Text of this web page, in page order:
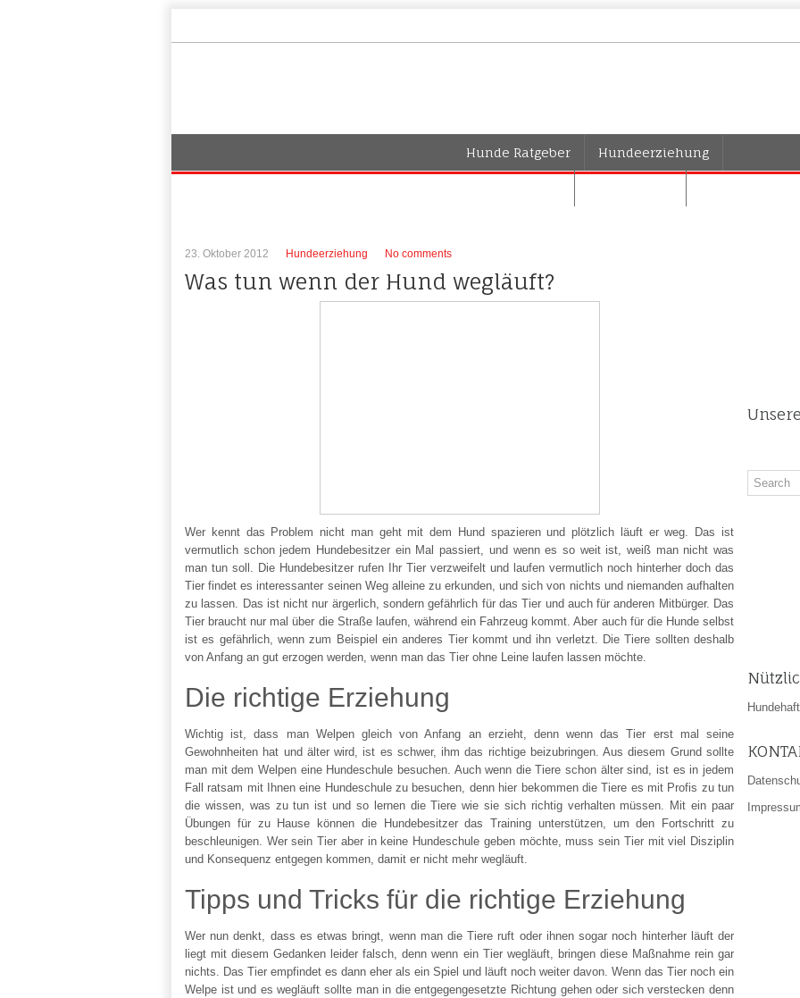
Hunde Ratgeber Hundeerziehung
23. Oktober 2012 Hundeerziehung No comments
Was tun wenn der Hund wegläuft?
Wer kennt das Problem nicht man geht mit dem Hund spazieren und plötzlich läuft er weg. Das ist
vermutlich schon jedem Hundebesitzer ein Mal passiert, und wenn es so weit ist, weiß man nicht was
man tun soll. Die Hundebesitzer rufen Ihr Tier verzweifelt und laufen vermutlich noch hinterher doch das
Tier findet es interessanter seinen Weg alleine zu erkunden, und sich von nichts und niemanden aufhalten
zu lassen. Das ist nicht nur ärgerlich, sondern gefährlich für das Tier und auch für anderen Mitbürger. Das
Tier braucht nur mal über die Straße laufen, während ein Fahrzeug kommt. Aber auch für die Hunde selbst
ist es gefährlich, wenn zum Beispiel ein anderes Tier kommt und ihn verletzt. Die Tiere sollten deshalb
von Anfang an gut erzogen werden, wenn man das Tier ohne Leine laufen lassen möchte.
Die richtige Erziehung
Wichtig ist, dass man Welpen gleich von Anfang an erzieht, denn wenn das Tier erst mal seine
Gewohnheiten hat und älter wird, ist es schwer, ihm das richtige beizubringen. Aus diesem Grund sollte
man mit dem Welpen eine Hundeschule besuchen. Auch wenn die Tiere schon älter sind, ist es in jedem
Fall ratsam mit Ihnen eine Hundeschule zu besuchen, denn hier bekommen die Tiere es mit Profis zu tun
die wissen, was zu tun ist und so lernen die Tiere wie sie sich richtig verhalten müssen. Mit ein paar
Übungen für zu Hause können die Hundebesitzer das Training unterstützen, um den Fortschritt zu
beschleunigen. Wer sein Tier aber in keine Hundeschule geben möchte, muss sein Tier mit viel Disziplin
und Konsequenz entgegen kommen, damit er nicht mehr wegläuft.
Tipps und Tricks für die richtige Erziehung
Wer nun denkt, dass es etwas bringt, wenn man die Tiere ruft oder ihnen sogar noch hinterher läuft der
liegt mit diesem Gedanken leider falsch, denn wenn ein Tier wegläuft, bringen diese Maßnahme rein gar
nichts. Das Tier empfindet es dann eher als ein Spiel und läuft noch weiter davon. Wenn das Tier noch ein
Welpe ist und es wegläuft sollte man in die entgegengesetzte Richtung gehen oder sich verstecken denn